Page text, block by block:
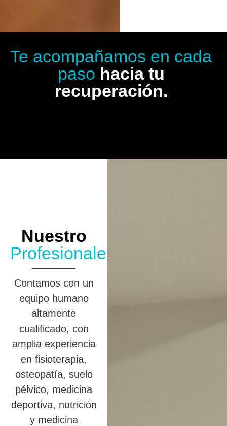
Te acompañamos en cada
paso hacia tu
recuperación.
Nuestro
Profesionales
Contamos con un
equipo humano
altamente
cualificado, con
amplia experiencia
en fisioterapia,
osteopatía, suelo
pélvico, medicina
deportiva, nutrición
y medicina